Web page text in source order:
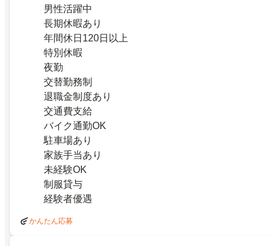
男性活躍中
長期休暇あり
年間休日120日以上
特別休暇
夜勤
交替勤務制
退職金制度あり
交通費支給
バイク通勤OK
駐車場あり
家族手当あり
未経験OK
制服貸与
経験者優遇
かんたん応募